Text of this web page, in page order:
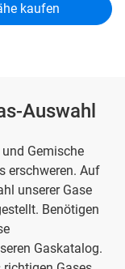
kaufen
Auswahl
Gemische
erschweren. Auf
unserer Gase
Benötigen
Gaskatalog.